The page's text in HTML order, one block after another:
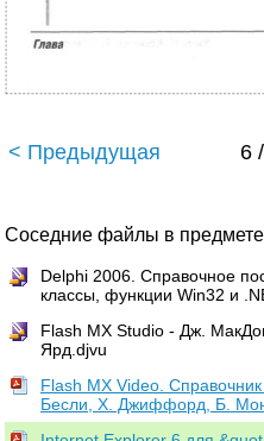
< Предыдущая 6
Соседние файлы в предмете
Delphi 2006. Справочное
классы, функции Win32 и
Flash MX Studio - Дж.
Ярд.djvu
Flash MX Video.
Бесли, X. Джиффорд, Б.